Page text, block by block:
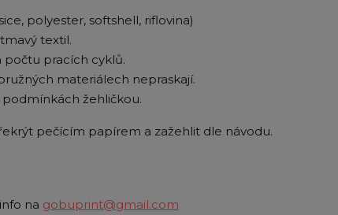
polyester, softshell, riflovina)
textil.
počtu pracích cyklů.
materiálech nepraskají.
žehličkou.
pečícím papírem a zažehlit dle návodu.
na gobuprint@gmail.com